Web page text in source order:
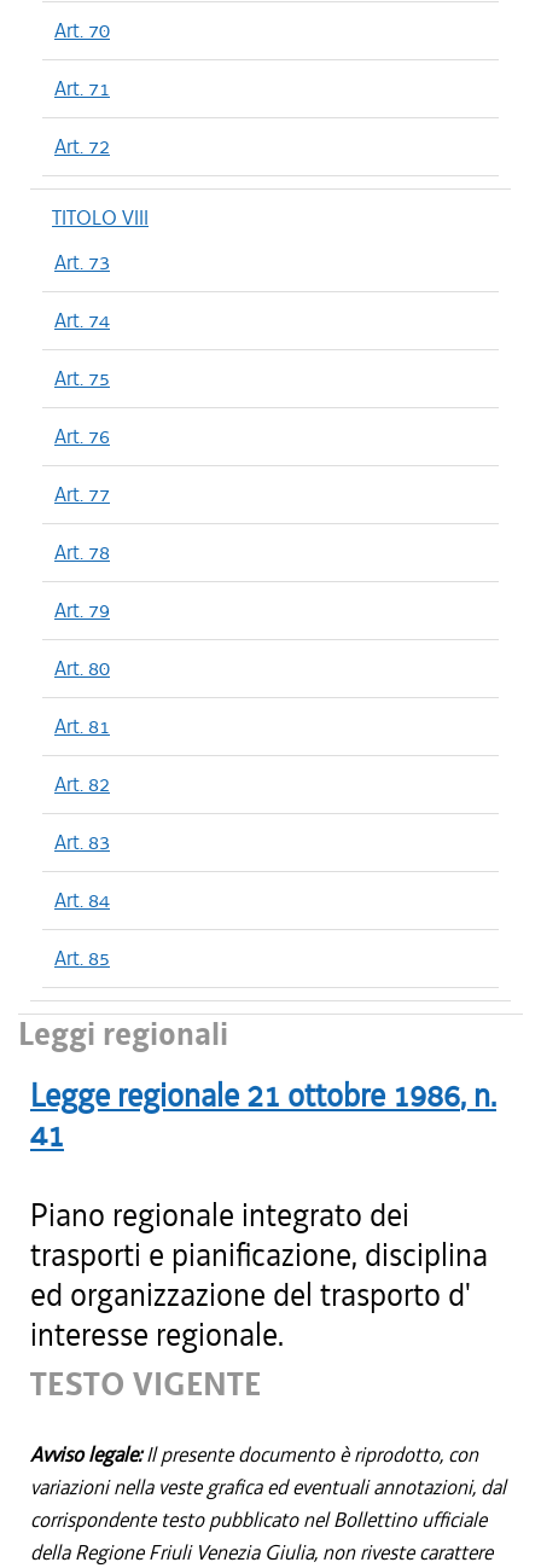
Art. 70
Art. 71
Art. 72
TITOLO VIII
Art. 73
Art. 74
Art. 75
Art. 76
Art. 77
Art. 78
Art. 79
Art. 80
Art. 81
Art. 82
Art. 83
Art. 84
Art. 85
Leggi regionali
Legge regionale 21 ottobre 1986, n.
41
Piano regionale integrato dei
trasporti e pianificazione, disciplina
ed organizzazione del trasporto d'
interesse regionale.
TESTO VIGENTE
Avviso legale:Il presente documento è riprodotto, con
variazioni nella veste grafica ed eventuali annotazioni, dal
corrispondente testo pubblicato nel Bollettino ufficiale
della Regione Friuli Venezia Giulia, non riveste carattere